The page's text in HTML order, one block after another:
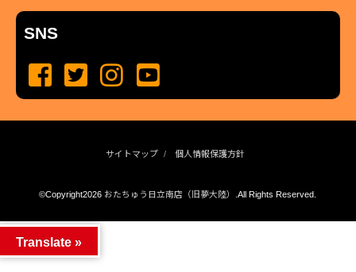
SNS
サイトマップ 個人情報保護方針
©Copyright2026 おたちゅう日立南店（旧夢大陸） .All Rights Reserved.
Translate »